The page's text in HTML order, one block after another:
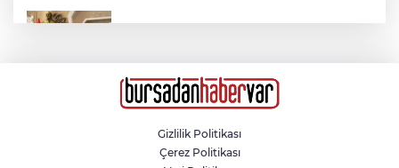
Eskişehir’de kaza sonrası güvenlik
Gizlilik Politikası
Çerez Politikası